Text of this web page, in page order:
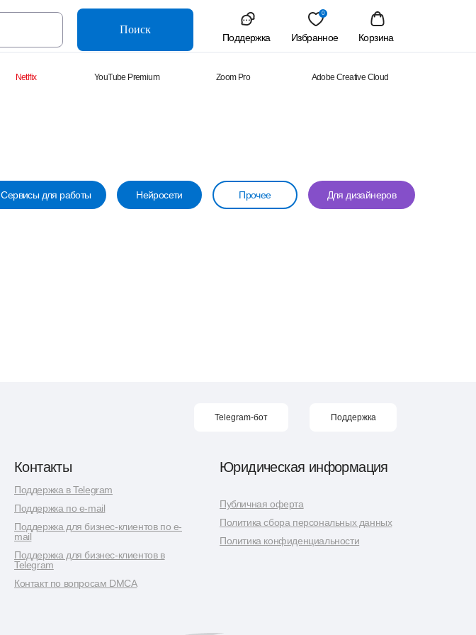
Корзина
Избранное
Поддержка
Поиск
0
Netlfix YouTube Premium Adobe Creative Cloud
Zoom Pro
Сервисы для работы Нейросети Прочее Для дизайнеров
Telegram-бот Поддержка
Контакты
Поддержка в Telegram
Поддержка по e-mail
Поддержка для бизнес-клиентов по e-
mail
Поддержка для бизнес-клиентов в
Telegram
Контакт по вопросам DMCA
Юридическая информация
Публичная оферта
Политика сбора персональных данных
Политика конфиденциальности